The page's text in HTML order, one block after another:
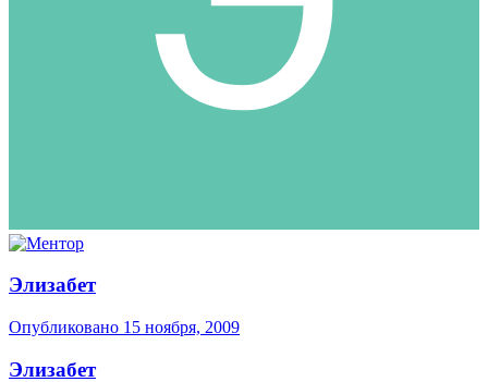
Элизабет
Опубликовано 15 ноября, 2009
Элизабет